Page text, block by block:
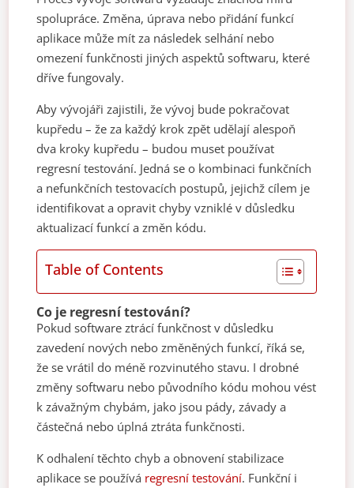
spolupráce. Změna, úprava nebo přidání funkcí
aplikace může mít za následek selhání nebo
omezení funkčnosti jiných aspektů softwaru, které
dříve fungovaly.
Aby vývojáři zajistili, že vývoj bude pokračovat
kupředu – že za každý krok zpět udělají alespoň
dva kroky kupředu – budou muset používat
regresní testování. Jedná se o kombinaci funkčních
a nefunkčních testovacích postupů, jejichž cílem je
identifikovat a opravit chyby vzniklé v důsledku
aktualizací funkcí a změn kódu.
Table of Contents
Co je regresní testování?
Pokud software ztrácí funkčnost v důsledku
zavedení nových nebo změněných funkcí, říká se,
že se vrátil do méně rozvinutého stavu. I drobné
změny softwaru nebo původního kódu mohou vést
k závažným chybám, jako jsou pády, závady a
částečná nebo úplná ztráta funkčnosti.
K odhalení těchto chyb a obnovení stabilizace
aplikace se používá regresní testování. Funkční i